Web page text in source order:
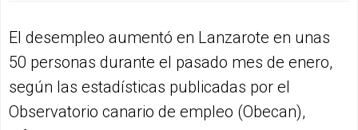
El desempleo aumentó en Lanzarote en unas
50 personas durante el pasado mes de enero,
según las estadísticas publicadas por el
Observatorio canario de empleo (Obecan),